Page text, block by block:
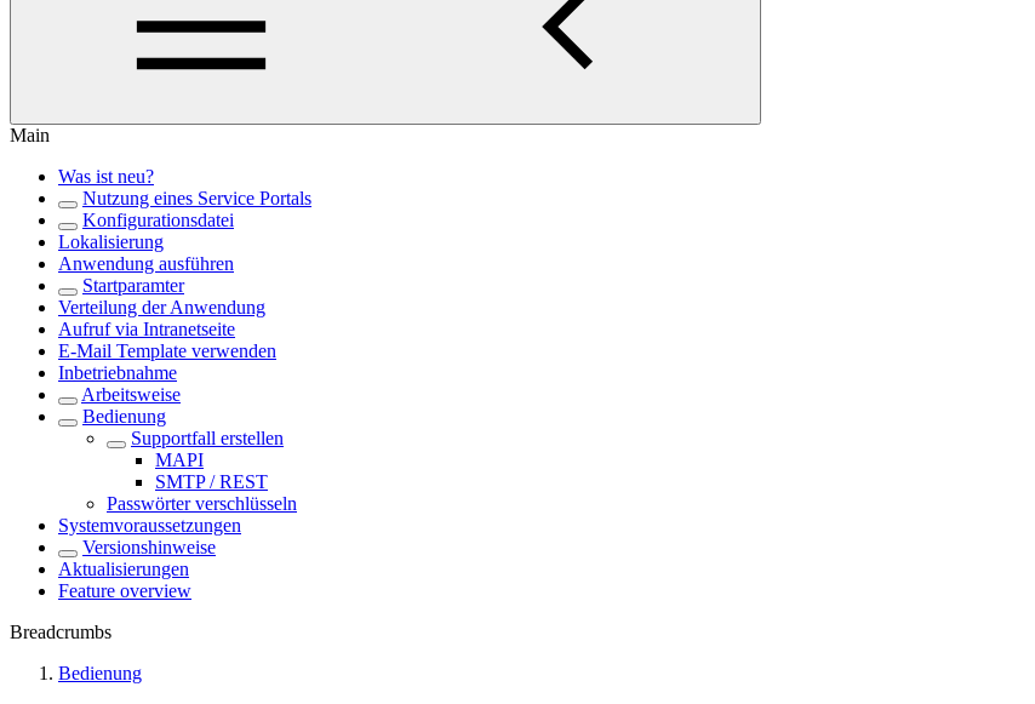
Main
Was ist neu?
Nutzung eines Service Portals
Konfigurationsdatei
Lokalisierung
Anwendung ausführen
Startparamter
Verteilung der Anwendung
Aufruf via Intranetseite
E-Mail Template verwenden
Inbetriebnahme
Arbeitsweise
Bedienung
Supportfall erstellen
MAPI
SMTP / REST
Passwörter verschlüsseln
Systemvoraussetzungen
Versionshinweise
Aktualisierungen
Feature overview
Breadcrumbs
Bedienung